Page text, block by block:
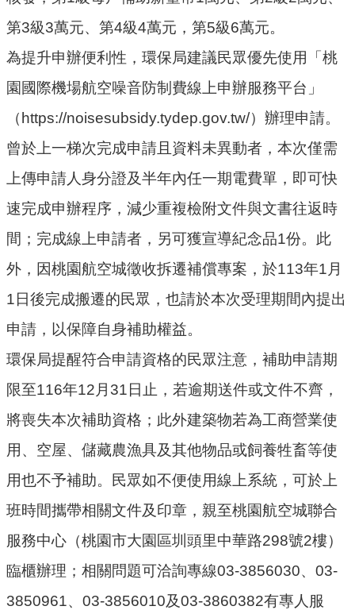
家
俱
圾
清
民
眾
陳
情
回
首
頁
站
導
桃
園
市
政
S
S
第3級3萬元、第4級4萬元，第5級6萬元。
為提升申辦便利性，環保局建議民眾優先使用「桃
園國際機場航空噪音防制費線上申辦服務平台」
（https://noisesubsidy.tydep.gov.tw/）辦理申請。
曾於上一梯次完成申請且資料未異動者，本次僅需
上傳申請人身分證及半年內任一期電費單，即可快
速完成申辦程序，減少重複檢附文件與文書往返時
間；完成線上申請者，另可獲宣導紀念品1份。此
外，因桃園航空城徵收拆遷補償專案，於113年1月
1日後完成搬遷的民眾，也請於本次受理期間內提出
申請，以保障自身補助權益。
環保局提醒符合申請資格的民眾注意，補助申請期
限至116年12月31日止，若逾期送件或文件不齊，
將喪失本次補助資格；此外建築物若為工商營業使
用、空屋、儲藏農漁具及其他物品或飼養牲畜等使
用也不予補助。民眾如不便使用線上系統，可於上
班時間攜帶相關文件及印章，親至桃園航空城聯合
服務中心（桃園市大園區圳頭里中華路298號2樓）
臨櫃辦理；相關問題可洽詢專線03-3856030、03-
3850961、03-3856010及03-3860382有專人服